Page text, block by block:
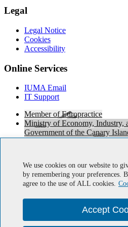
We use cookies on our website to
by remembering your preferences.
agree to the use of ALL cookies.
Accept
Legal
Legal Notice
Cookies
Accessibility
Online Services
IUMA Email
IT Support
Member of Europractice
Ministry of Economy, Industry,
Government of the Canary
Red-SOHA
© IUMA · University of Las Palmas
Previous